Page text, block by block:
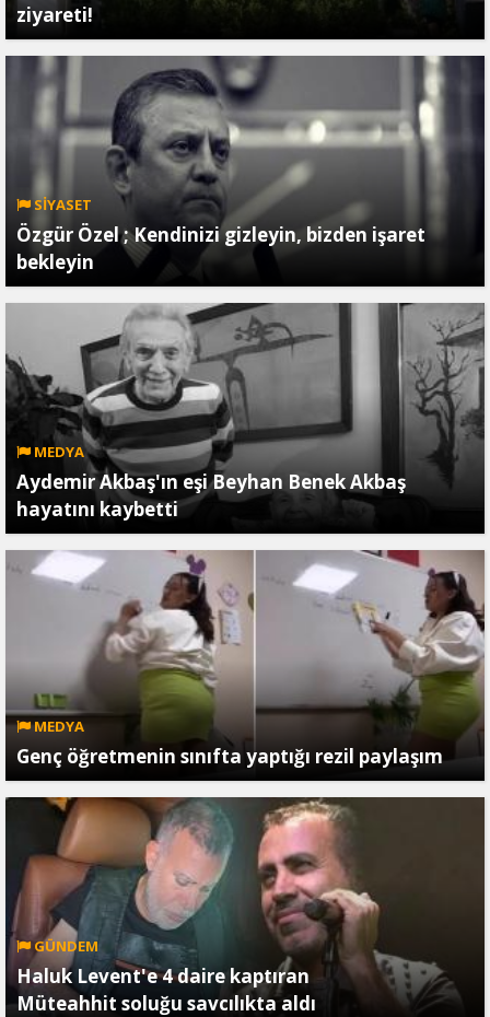
ziyareti!
SİYASET
Özgür Özel ; Kendinizi gizleyin, bizden işaret
bekleyin
MEDYA
Aydemir Akbaş'ın eşi Beyhan Benek Akbaş
hayatını kaybetti
MEDYA
Genç öğretmenin sınıfta yaptığı rezil paylaşım
GÜNDEM
Haluk Levent'e 4 daire kaptıran
Müteahhit soluğu savcılıkta aldı